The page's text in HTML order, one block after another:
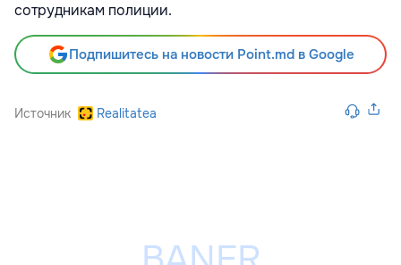
сотрудникам полиции.
Подпишитесь на новости Point.md в Google
Источник Realitatea